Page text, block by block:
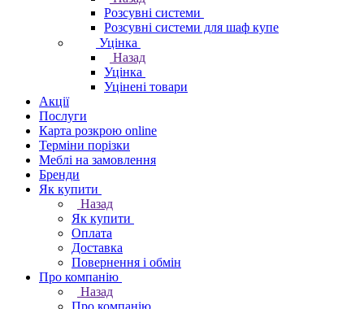
Розсувні системи
Розсувні системи для шаф купе
Уцінка
Назад
Уцінка
Уцінені товари
Акції
Послуги
Карта розкрою online
Терміни порізки
Меблі на замовлення
Бренди
Як купити
Назад
Як купити
Оплата
Доставка
Повернення і обмін
Про компанію
Назад
Про компанію